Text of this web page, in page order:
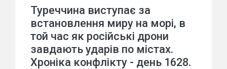
Туреччина виступає за
встановлення миру на морі, в
той час як російські дрони
завдають ударів по містах.
Хроніка конфлікту - день 1628.